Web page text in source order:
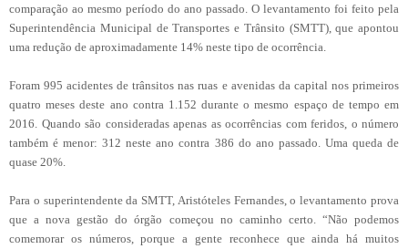
comparação ao mesmo período do ano passado. O levantamento foi feito pela
Superintendência Municipal de Transportes e Trânsito (SMTT), que apontou
uma redução de aproximadamente 14% neste tipo de ocorrência.
Foram 995 acidentes de trânsitos nas ruas e avenidas da capital nos primeiros
quatro meses deste ano contra 1.152 durante o mesmo espaço de tempo em
2016. Quando são consideradas apenas as ocorrências com feridos, o número
também é menor: 312 neste ano contra 386 do ano passado. Uma queda de
quase 20%.
Para o superintendente da SMTT, Aristóteles Fernandes, o levantamento prova
que a nova gestão do órgão começou no caminho certo. “Não podemos
comemorar os números, porque a gente reconhece que ainda há muitos